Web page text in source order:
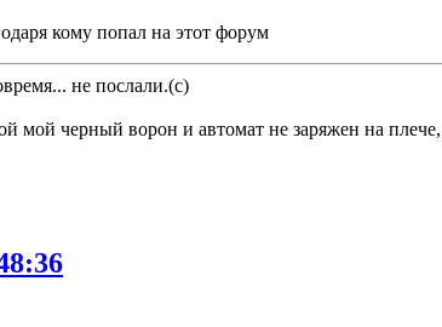
кому попал на этот форум
не послали.(с)
мой черный ворон и автомат не заряжен на плече,